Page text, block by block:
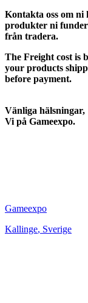
Kontakta oss om ni
produkter ni
från tradera.
The Freight cost is
your products
before payment.
Vänliga hälsningar,
Vi på Gameexpo.
Gameexpo
Kallinge, Sverige